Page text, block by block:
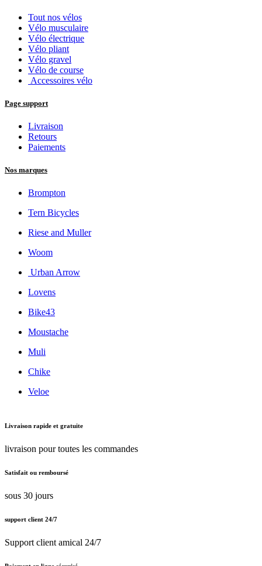
Tout nos vélos
Vélo musculaire
Vélo électrique
Vélo pliant
Vélo gravel
Vélo de course
Accessoires vélo
Page support
Livraison
Retours
Paiements
Nos marques
Brompton
Tern Bicycles
Riese and Muller
Woom
Urban Arrow
Lovens
Bike43
Moustache
Muli
Chike
Veloe
Livraison rapide et gratuite
livraison pour toutes les commandes
Satisfait ou remboursé
sous 30 jours
support client 24/7
Support client amical 24/7